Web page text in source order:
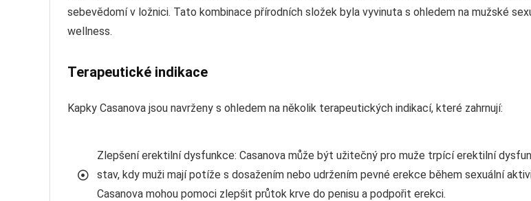
sebevědomí v ložnici. Tato kombinace přírodních složek byla vyvinuta s ohledem na mužské
wellness.
Terapeutické indikace
Kapky Casanova jsou navrženy s ohledem na několik terapeutických indikací, které zahrnují:
Zlepšení erektilní dysfunkce: Casanova může být užitečný pro muže trpící erektilní
stav, kdy muži mají potíže s dosažením nebo udržením pevné erekce během sexuální
Casanova mohou pomoci zlepšit průtok krve do penisu a podpořit erekci.